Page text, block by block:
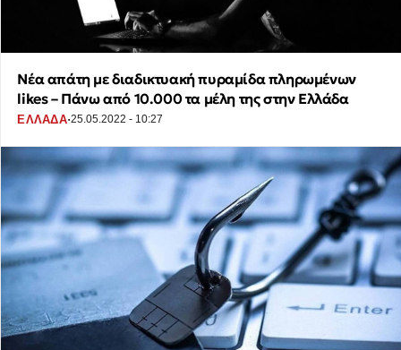
Νέα απάτη με διαδικτυακή πυραμίδα πληρωμένων
likes – Πάνω από 10.000 τα μέλη της στην Ελλάδα
ΕΛΛΑΔΑ·25.05.2022 - 10:27